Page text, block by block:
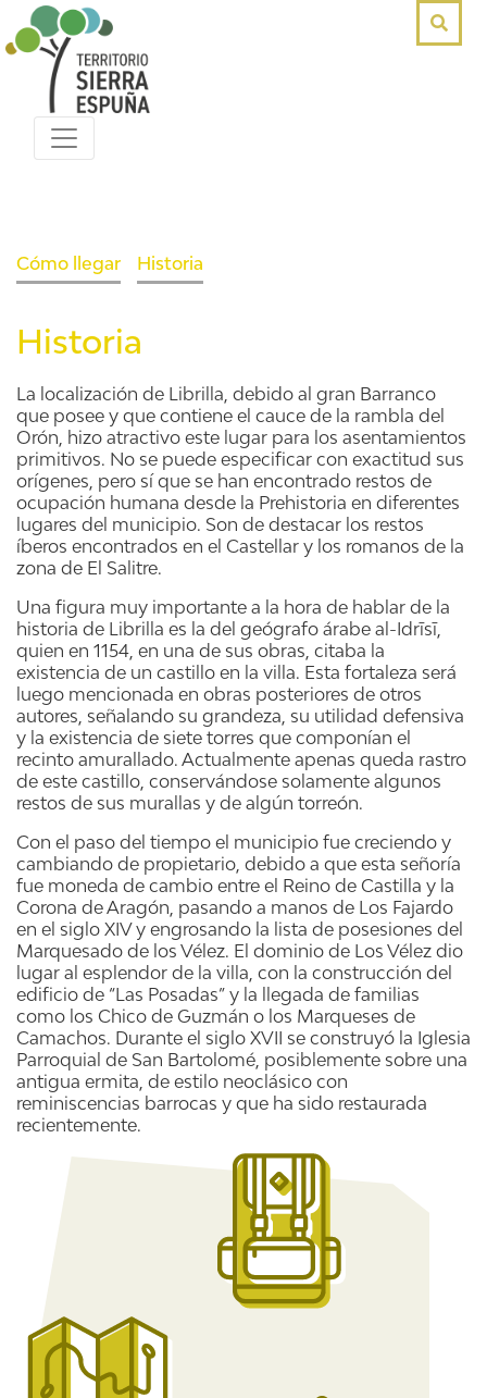
Cómo llegar Historia
Historia
La localización de Librilla, debido al gran Barranco
que posee y que contiene el cauce de la rambla del
Orón, hizo atractivo este lugar para los asentamientos
primitivos. No se puede especificar con exactitud sus
orígenes, pero sí que se han encontrado restos de
ocupación humana desde la Prehistoria en diferentes
lugares del municipio. Son de destacar los restos
íberos encontrados en el Castellar y los romanos de la
zona de El Salitre.
Una figura muy importante a la hora de hablar de la
historia de Librilla es la del geógrafo árabe al-Idrīsī,
quien en 1154, en una de sus obras, citaba la
existencia de un castillo en la villa. Esta fortaleza será
luego mencionada en obras posteriores de otros
autores, señalando su grandeza, su utilidad defensiva
y la existencia de siete torres que componían el
recinto amurallado. Actualmente apenas queda rastro
de este castillo, conservándose solamente algunos
restos de sus murallas y de algún torreón.
Con el paso del tiempo el municipio fue creciendo y
cambiando de propietario, debido a que esta señoría
fue moneda de cambio entre el Reino de Castilla y la
Corona de Aragón, pasando a manos de Los Fajardo
en el siglo XIV y engrosando la lista de posesiones del
Marquesado de los Vélez. El dominio de Los Vélez dio
lugar al esplendor de la villa, con la construcción del
edificio de “Las Posadas” y la llegada de familias
como los Chico de Guzmán o los Marqueses de
Camachos. Durante el siglo XVII se construyó la Iglesia
Parroquial de San Bartolomé, posiblemente sobre una
antigua ermita, de estilo neoclásico con
reminiscencias barrocas y que ha sido restaurada
recientemente.